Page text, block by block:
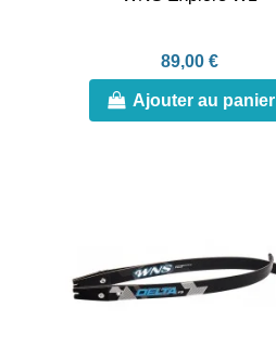
89,00 €
Ajouter au panier